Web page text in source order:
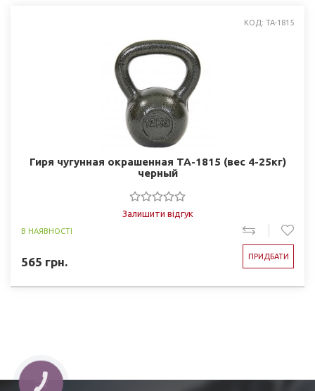
КОД: TA-1815
Гиря чугунная окрашенная TA-1815 (вес 4-25кг)
черный
Залишити відгук
В НАЯВНОСТІ
565 грн. ПРИДБАТИ
КНОПКА
ЗВ'ЯЗКУ